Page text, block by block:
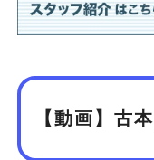
【動画】古